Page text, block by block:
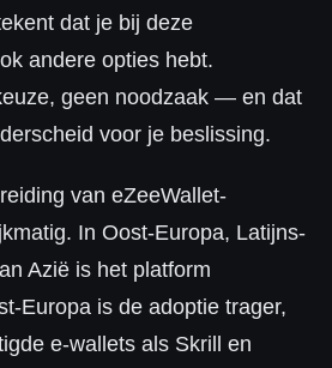
dat je bij deze
andere opties hebt.
geen noodzaak — en dat
voor je beslissing.
van eZeeWallet-
In Oost-Europa, Latijns-
Azië is het platform
Europa is de adoptie trager,
e-wallets als Skrill en